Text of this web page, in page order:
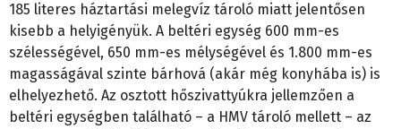
185 literes háztartási melegvíz tároló miatt jelentősen
kisebb a helyigényük. A beltéri egység 600 mm-es
szélességével, 650 mm-es mélységével és 1.800 mm-es
magasságával szinte bárhová (akár még konyhába is) is
elhelyezhető. Az osztott hőszivattyúkra jellemzően a
beltéri egységben található – a HMV tároló mellett – az